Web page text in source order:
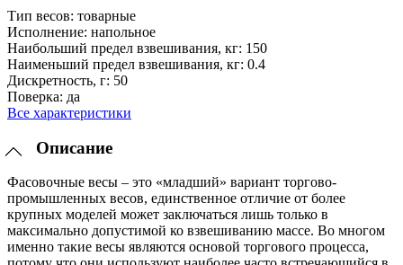
Тип весов: товарные
Исполнение: напольное
Наибольший предел взвешивания, кг: 150
Наименьший предел взвешивания, кг: 0.4
Дискретность, г: 50
Поверка: да
Все характеристики
Описание
Фасовочные весы – это «младший» вариант торгово-
промышленных весов, единственное отличие от более
крупных моделей может заключаться лишь только в
максимально допустимой ко взвешиванию массе. Во многом
именно такие весы являются основой торгового процесса,